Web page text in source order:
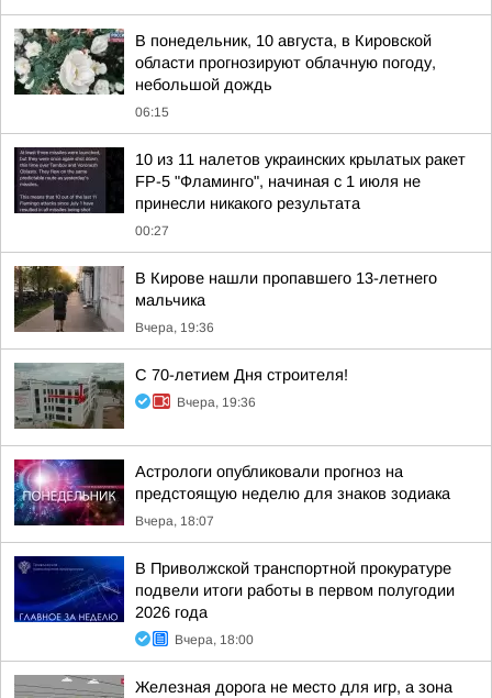
В понедельник, 10 августа, в Кировской
области прогнозируют облачную погоду,
небольшой дождь
06:15
10 из 11 налетов украинских крылатых ракет
FP-5 "Фламинго", начиная с 1 июля не
принесли никакого результата
00:27
В Кирове нашли пропавшего 13-летнего
мальчика
Вчера, 19:36
С 70-летием Дня строителя!
Вчера, 19:36
Астрологи опубликовали прогноз на
предстоящую неделю для знаков зодиака
Вчера, 18:07
В Приволжской транспортной прокуратуре
подвели итоги работы в первом полугодии
2026 года
Вчера, 18:00
Железная дорога не место для игр, а зона